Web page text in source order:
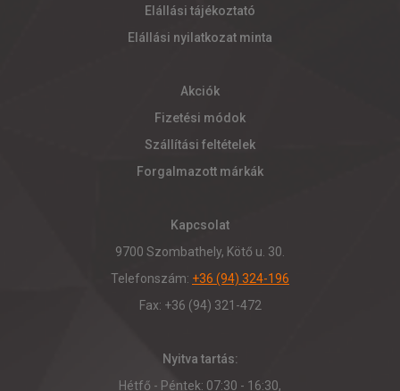
Elállási tájékoztató
Elállási nyilatkozat minta
Akciók
Fizetési módok
Szállítási feltételek
Forgalmazott márkák
Kapcsolat
9700 Szombathely, Kötő u. 30.
Telefonszám: +36 (94) 324-196
Fax: +36 (94) 321-472
Nyitva tartás:
Hétfő - Péntek: 07:30 - 16:30,